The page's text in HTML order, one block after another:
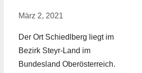
März 2, 2021
Der Ort Schiedlberg liegt im
Bezirk Steyr-Land im
Bundesland Oberösterreich.